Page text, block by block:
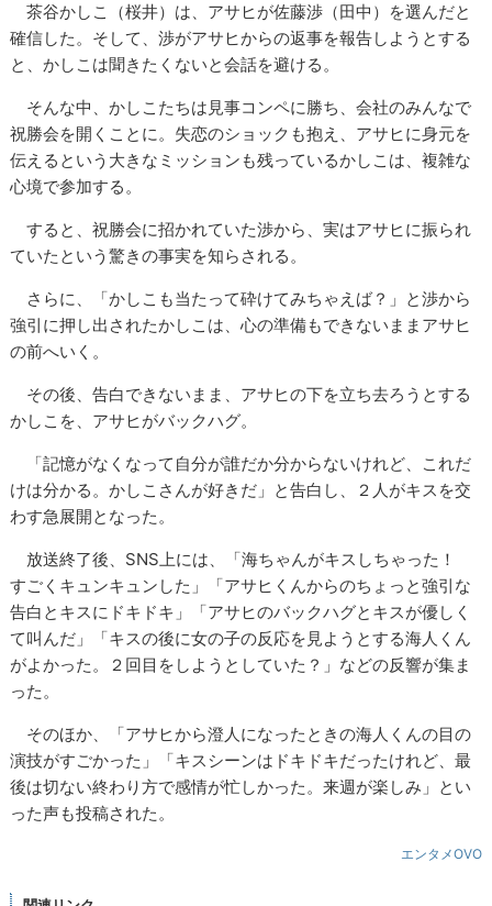
茶谷かしこ（桜井）は、アサヒが佐藤渉（田中）を選んだと
確信した。そして、渉がアサヒからの返事を報告しようとする
と、かしこは聞きたくないと会話を避ける。
そんな中、かしこたちは見事コンペに勝ち、会社のみんなで
祝勝会を開くことに。失恋のショックも抱え、アサヒに身元を
伝えるという大きなミッションも残っているかしこは、複雑な
心境で参加する。
すると、祝勝会に招かれていた渉から、実はアサヒに振られ
ていたという驚きの事実を知らされる。
さらに、「かしこも当たって砕けてみちゃえば？」と渉から
強引に押し出されたかしこは、心の準備もできないままアサヒ
の前へいく。
その後、告白できないまま、アサヒの下を立ち去ろうとする
かしこを、アサヒがバックハグ。
「記憶がなくなって自分が誰だか分からないけれど、これだ
けは分かる。かしこさんが好きだ」と告白し、２人がキスを交
わす急展開となった。
放送終了後、SNS上には、「海ちゃんがキスしちゃった！
すごくキュンキュンした」「アサヒくんからのちょっと強引な
告白とキスにドキドキ」「アサヒのバックハグとキスが優しく
て叫んだ」「キスの後に女の子の反応を見ようとする海人くん
がよかった。２回目をしようとしていた？」などの反響が集ま
った。
そのほか、「アサヒから澄人になったときの海人くんの目の
演技がすごかった」「キスシーンはドキドキだったけれど、最
後は切ない終わり方で感情が忙しかった。来週が楽しみ」とい
った声も投稿された。
エンタメOVO